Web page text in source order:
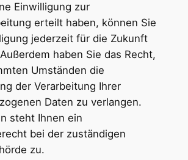
Einwilligung zur
erteilt haben, können Sie
jederzeit für die Zukunft
haben Sie das Recht,
Umständen die
der Verarbeitung Ihrer
Daten zu verlangen.
steht Ihnen ein
bei der zuständigen
zu.